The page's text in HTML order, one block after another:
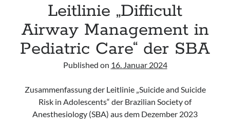
Leitlinie „Difficult
Airway Management in
Pediatric Care“ der SBA
Published on 16. Januar 2024
Zusammenfassung der Leitlinie „Suicide and Suicide
Risk in Adolescents“ der Brazilian Society of
Anesthesiology (SBA) aus dem Dezember 2023